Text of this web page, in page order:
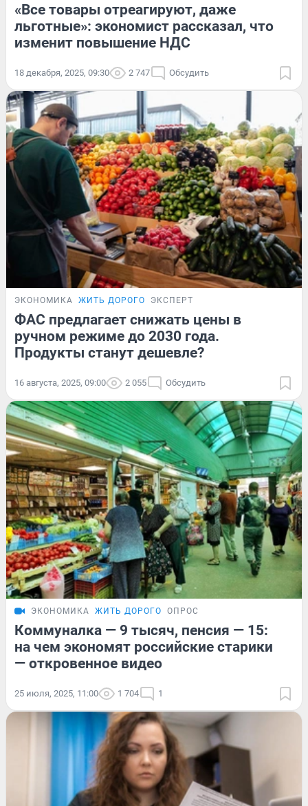
«Все товары отреагируют, даже
льготные»: экономист рассказал, что
изменит повышение НДС
18 декабря, 2025, 09:30 2 747 Обсудить
ЭКОНОМИКА ЖИТЬ ДОРОГО ЭКСПЕРТ
ФАС предлагает снижать цены в
ручном режиме до 2030 года.
Продукты станут дешевле?
16 августа, 2025, 09:00 2 055 Обсудить
ЭКОНОМИКА ЖИТЬ ДОРОГО ОПРОС
Коммуналка — 9 тысяч, пенсия — 15:
на чем экономят российские старики
— откровенное видео
25 июля, 2025, 11:00 1 704 1